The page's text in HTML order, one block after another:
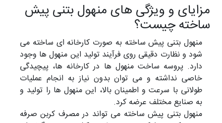
مزایای و ویژگی های منهول بتنی پیش
ساخته چیست؟
منهول بتنی پیش ساخته به صورت کارخانه ای ساخته می
شود و نظارت دقیقی روی فرآیند تولید این منهول ها وجود
دارد. پروسه ساخت منهول ها در کارخانه ها، پیچیدگی
خاصی نداشته و می توان بدون نیاز به انجام عملیات
طولانی با سرعت و اطمینان بالا، این منهول ها را تولید و
به صنایع مختلف عرضه کرد.
منهول بتنی پیش ساخته می تواند در مصرف کربن صرفه